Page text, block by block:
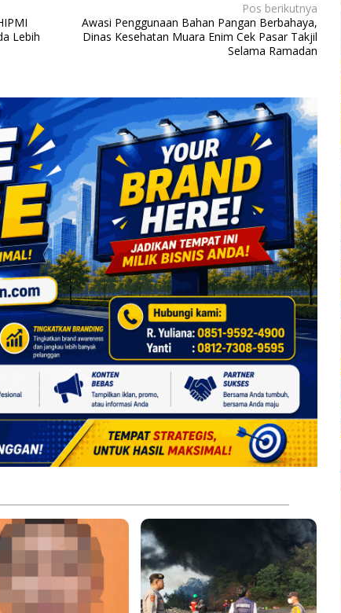
Lebih
Pos berikutnya
Awasi Penggunaan Bahan Pangan Berbahaya,
Dinas Kesehatan Muara Enim Cek Pasar Takjil
Selama Ramadan